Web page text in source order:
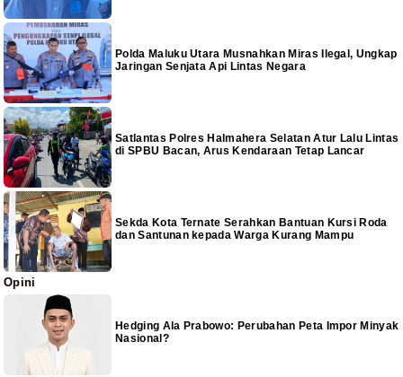
Polda Maluku Utara Musnahkan Miras Ilegal, Ungkap
Jaringan Senjata Api Lintas Negara
Satlantas Polres Halmahera Selatan Atur Lalu Lintas
di SPBU Bacan, Arus Kendaraan Tetap Lancar
Sekda Kota Ternate Serahkan Bantuan Kursi Roda
dan Santunan kepada Warga Kurang Mampu
Opini
Hedging Ala Prabowo: Perubahan Peta Impor Minyak
Nasional?